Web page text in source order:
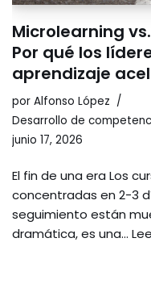
Microlearning
Por qué los
aprendizaje
por Alfonso López
Desarrollo de
junio 17, 2026
El fin de una era Los
concentradas en 2-3
seguimiento están
dramática, es una…